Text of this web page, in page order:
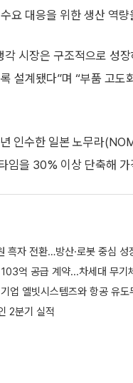
요 대응을 위한 생산 역
각 시장은 구조적으로 성
설계됐다”며 “부품 고
인수한 일본 노무라
임을 30% 이상 단축해
흑자 전환…방산·로봇 중심 성
억 공급 계약...차세대 무기
업 엘빗시스템즈와 항공 유
2분기 실적